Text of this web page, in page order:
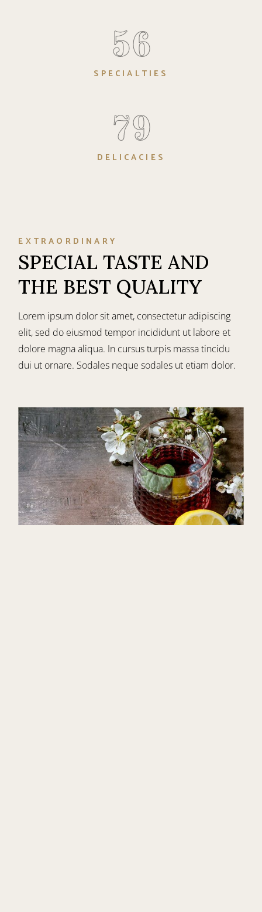
56
SPECIALTIES
79
DELICACIES
EXTRAORDINARY
SPECIAL TASTE AND
THE BEST QUALITY
Lorem ipsum dolor sit amet, consectetur adipiscing
elit, sed do eiusmod tempor incididunt ut labore et
dolore magna aliqua. In cursus turpis massa tincidu
dui ut ornare. Sodales neque sodales ut etiam dolor.